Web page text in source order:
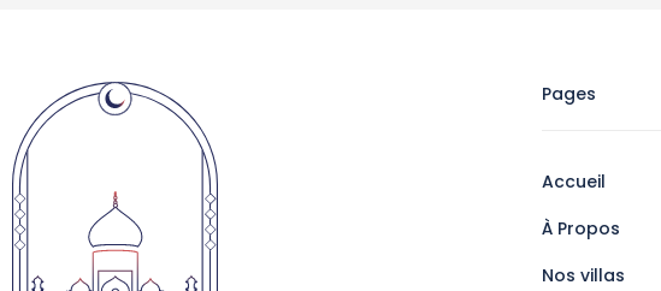
Pages
Accueil
À Propos
Nos villas